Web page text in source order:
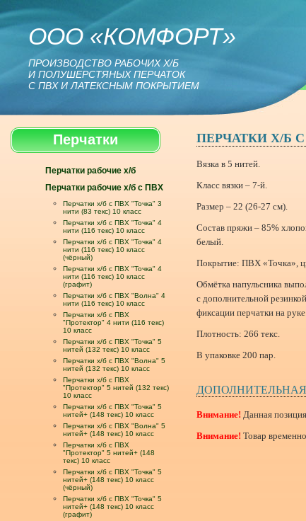
ООО «КОМФОРТ»
ПРОИЗВОДСТВО РАБОЧИХ Х/Б
И ПОЛУШЕРСТЯНЫХ ПЕРЧАТОК
С ПВХ И ЛАТЕКСНЫМ ПОКРЫТИЕМ
Перчатки
Перчатки рабочие х/б
Перчатки рабочие х/б с ПВХ
Перчатки х/б с ПВХ "Точка" 3
нити (83 текс) 10 класс
Перчатки х/б с ПВХ "Точка" 4
нити (116 текс) 10 класс
Перчатки х/б с ПВХ "Точка" 4
нити (116 текс) 10 класс
(чёрный)
Перчатки х/б с ПВХ "Точка" 4
нити (116 текс) 10 класс
(графит)
Перчатки х/б с ПВХ "Волна" 4
нити (116 текс) 10 класс
Перчатки х/б с ПВХ
"Протектор" 4 нити (116 текс)
10 класс
Перчатки х/б с ПВХ "Точка" 5
нитей (132 текс) 10 класс
Перчатки х/б с ПВХ "Волна" 5
нитей (132 текс) 10 класс
Перчатки х/б с ПВХ
"Протектор" 5 нитей (132 текс)
10 класс
Перчатки х/б с ПВХ "Точка" 5
нитей+ (148 текс) 10 класс
Перчатки х/б с ПВХ "Волна" 5
нитей+ (148 текс) 10 класс
Перчатки х/б с ПВХ
"Протектор" 5 нитей+ (148
текс) 10 класс
Перчатки х/б с ПВХ "Точка" 5
нитей+ (148 текс) 10 класс
(чёрный)
Перчатки х/б с ПВХ "Точка" 5
нитей+ (148 текс) 10 класс
(графит)
ПЕРЧАТКИ Х/Б
Вязка в 5 нитей.
Класс вязки – 7-й.
Размер – 22 (26-27 см).
Состав пряжи – 85%
белый.
Покрытие: ПВХ «Точка»,
Обмётка напульсника
с дополнительной
фиксации перчатки на
Плотность: 266 текс.
В упаковке 200 пар.
Внимание! Данная
Внимание! Товар